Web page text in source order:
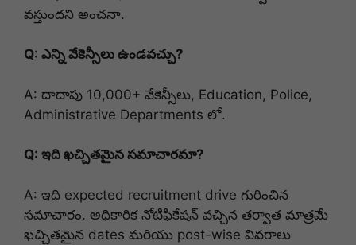
వస్తుందని అంచనా.
Q: ఎన్ని వేకెన్సీలు ఉండవచ్చు?
A: దాదాపు 10,000+ వేకెన్సీలు, Education, Police,
Administrative Departments లో.
Q: ఇది ఖచ్చితమైన సమాచారమా?
A: ఇది expected recruitment drive గురించిన
సమాచారం. అధికారిక నోటిఫికేషన్ వచ్చిన తర్వాత మాత్రమే
ఖచ్చితమైన dates మరియు post-wise వివరాలు